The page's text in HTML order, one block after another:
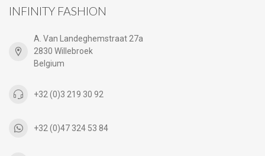
INFINITY FASHION
A. Van Landeghemstraat 27a
2830 Willebroek
Belgium
+32 (0)3 219 30 92
+32 (0)47 324 53 84